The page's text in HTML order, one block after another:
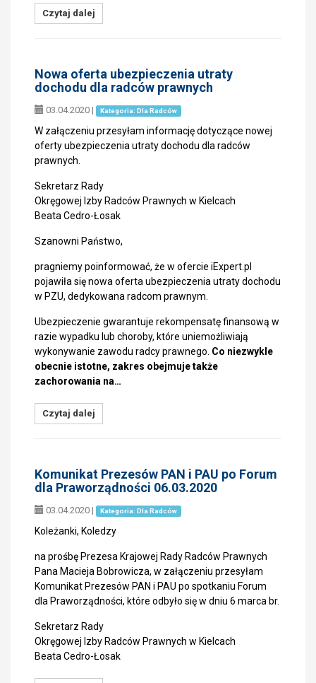
Czytaj dalej
Nowa oferta ubezpieczenia utraty
dochodu dla radców prawnych
03.04.2020 | Kategoria: Dla Radców
W załączeniu przesyłam informację dotyczące nowej
oferty ubezpieczenia utraty dochodu dla radców
prawnych.
Sekretarz Rady
Okręgowej Izby Radców Prawnych w Kielcach
Beata Cedro-Łosak
Szanowni Państwo,
pragniemy poinformować, że w ofercie iExpert.pl
pojawiła się nowa oferta ubezpieczenia utraty dochodu
w PZU, dedykowana radcom prawnym.
Ubezpieczenie gwarantuje rekompensatę finansową w
razie wypadku lub choroby, które uniemożliwiają
wykonywanie zawodu radcy prawnego. Co niezwykle
obecnie istotne, zakres obejmuje także
zachorowania na…
Czytaj dalej
Komunikat Prezesów PAN i PAU po Forum
dla Praworządności 06.03.2020
03.04.2020 | Kategoria: Dla Radców
Koleżanki, Koledzy
na prośbę Prezesa Krajowej Rady Radców Prawnych
Pana Macieja Bobrowicza, w załączeniu przesyłam
Komunikat Prezesów PAN i PAU po spotkaniu Forum
dla Praworządności, które odbyło się w dniu 6 marca br.
Sekretarz Rady
Okręgowej Izby Radców Prawnych w Kielcach
Beata Cedro-Łosak